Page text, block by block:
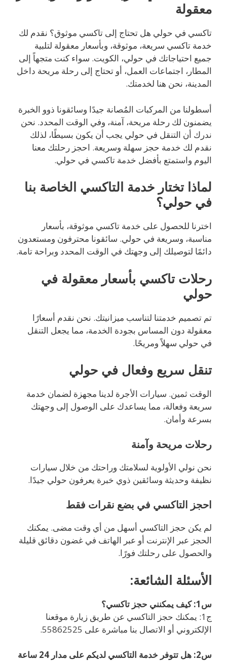
معقولة
تاكسي في حولي هل تحتاج إلى تاكسي موثوق؟ نقدم لك
خدمة تاكسي سريعة، موثوقة، وبأسعار معقولة لتلبية
جميع احتياجاتك في حولي، الكويت. سواء كنت متجهاً إلى
المطار، اجتماعات العمل، أو تحتاج إلى رحلة مريحة داخل
المدينة، نحن هنا لخدمتك.
أسطولنا من المركبات المُصانة جيدًا وسائقونا ذوو الخبرة
يضمنون لك رحلة مريحة، آمنة، وفي الوقت المحدد. نحن
ندرك أن التنقل في حولي يجب أن يكون بسيطًا، لذلك
نقدم لك خدمة حجز سهلة وسريعة. احجز رحلتك معنا
اليوم واستمتع بأفضل خدمة تاكسي في حولي.
لماذا تختار خدمة التاكسي الخاصة بنا
في حولي؟
اخترنا للحصول على خدمة تاكسي موثوقة، بأسعار
مناسبة، وسريعة في حولي. سائقونا محترفون ومستعدون
دائمًا لتوصيلك إلى وجهتك في الوقت المحدد وبراحة تامة.
رحلات تاكسي بأسعار معقولة في
حولي
تم تصميم خدمتنا لتناسب ميزانيتك. نحن نقدم أسعارًا
معقولة دون المساس بجودة الخدمة، مما يجعل التنقل
في حولي سهلاً ومريحًا.
تنقل سريع وفعال في حولي
الوقت ثمين. سيارات الأجرة لدينا مجهزة لضمان خدمة
سريعة وفعالة، مما يساعدك على الوصول إلى وجهتك
بسرعة وأمان.
رحلات مريحة وآمنة
نحن نولي الأولوية لسلامتك وراحتك من خلال سيارات
نظيفة وحديثة وسائقين ذوي خبرة يعرفون حولي جيدًا.
احجز التاكسي في بضع نقرات فقط
لم يكن حجز التاكسي أسهل من أي وقت مضى. يمكنك
الحجز عبر الإنترنت أو عبر الهاتف في غضون دقائق قليلة
والحصول على رحلتك فورًا.
الأسئلة الشائعة:
س1: كيف يمكنني حجز تاكسي؟
ج1: يمكنك حجز التاكسي عن طريق زيارة موقعنا
الإلكتروني أو الاتصال بنا مباشرة على 55862525.
س2: هل تتوفر خدمة التاكسي لديكم على مدار 24 ساعة